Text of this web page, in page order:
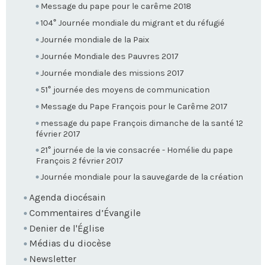
Message du pape pour le carême 2018
104° Journée mondiale du migrant et du réfugié
Journée mondiale de la Paix
Journée Mondiale des Pauvres 2017
Journée mondiale des missions 2017
51° journée des moyens de communication
Message du Pape François pour le Carême 2017
message du pape François dimanche de la santé 12
février 2017
21° journée de la vie consacrée - Homélie du pape
François 2 février 2017
Journée mondiale pour la sauvegarde de la création
Agenda diocésain
Commentaires d’Évangile
Denier de l'Église
Médias du diocèse
Newsletter